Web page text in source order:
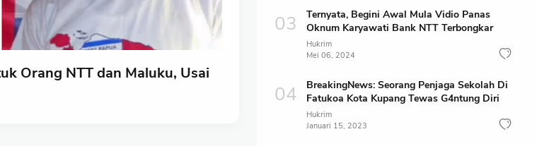
Orang NTT dan Maluku, Usai
Ternyata, Begini Awal Mula Vidio Panas
Oknum Karyawati Bank NTT Terbongkar
Hukrim
Mei 06, 2024
BreakingNews: Seorang Penjaga Sekolah Di
Fatukoa Kota Kupang Tewas G4ntung Diri
Hukrim
Januari 15, 2023